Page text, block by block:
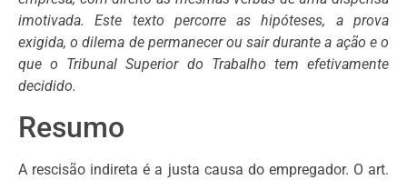
imotivada. Este texto percorre as hipóteses, a prova
exigida, o dilema de permanecer ou sair durante a ação e o
que o Tribunal Superior do Trabalho tem efetivamente
decidido.
Resumo
A rescisão indireta é a justa causa do empregador. O art.